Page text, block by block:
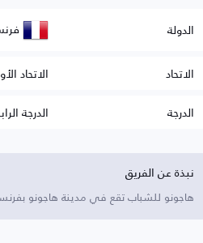
الدولة
الاتحاد
الاتحاد
الدرجة
الدرجة
نبذة عن الفريق
هاجونو للشباب تقع في مدينة هاجونو